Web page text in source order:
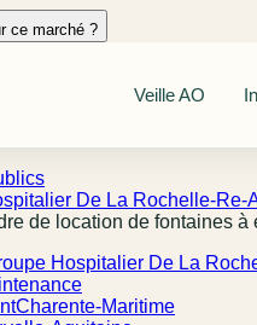
ce marché ?
Veille AO
De La Rochelle-Re-
de location de fontaines
Hospitalier De La
Charente-Maritime